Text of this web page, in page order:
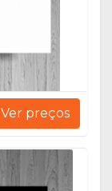
Ver preços